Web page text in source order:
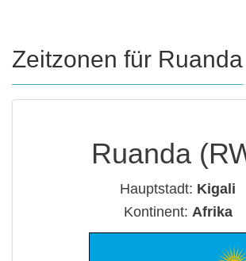
Zeitzonen für Ruanda
Ruanda
Hauptstadt: Kigali
Kontinent: Afrika